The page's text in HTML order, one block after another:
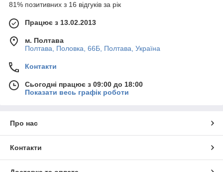
81% позитивних з 16 відгуків за рік
Працює з 13.02.2013
м. Полтава
Полтава, Половка, 66Б, Полтава, Україна
Контакти
Сьогодні працює з 09:00 до 18:00
Показати весь графік роботи
Про нас
Контакти